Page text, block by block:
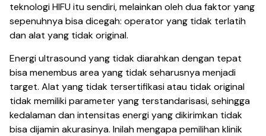
teknologi HIFU itu sendiri, melainkan oleh dua faktor yang
sepenuhnya bisa dicegah: operator yang tidak terlatih
dan alat yang tidak original.
Energi ultrasound yang tidak diarahkan dengan tepat
bisa menembus area yang tidak seharusnya menjadi
target. Alat yang tidak tersertifikasi atau tidak original
tidak memiliki parameter yang terstandarisasi, sehingga
kedalaman dan intensitas energi yang dikirimkan tidak
bisa dijamin akurasinya. Inilah mengapa pemilihan klinik